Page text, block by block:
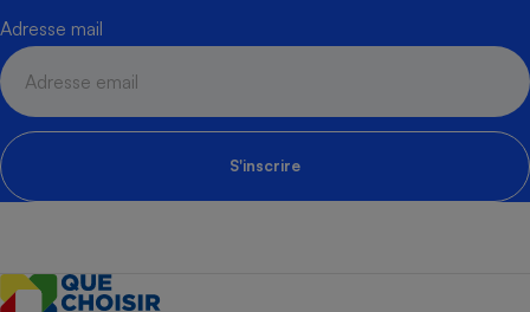
Adresse mail
S'inscrire